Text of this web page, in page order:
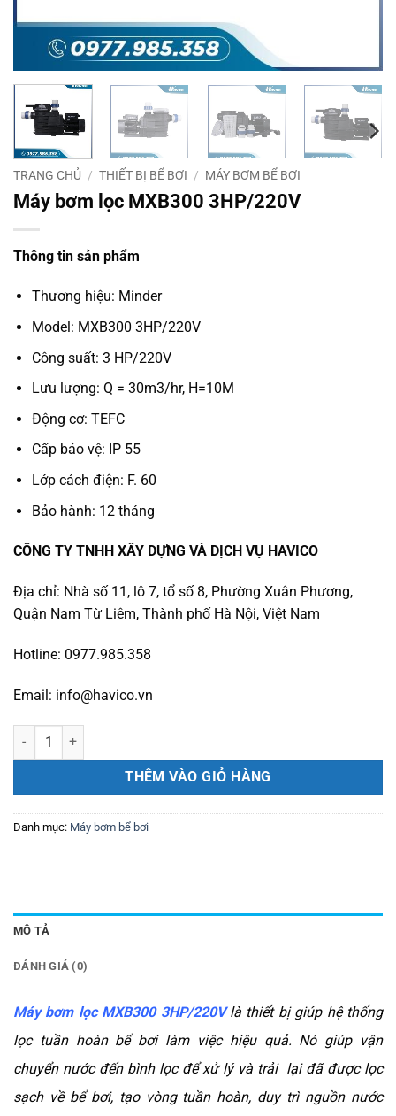
TRANG CHỦ / THIẾT BỊ BỂ BƠI / MÁY BƠM BỂ BƠI
Máy bơm lọc MXB300 3HP/220V
Thông tin sản phẩm
Thương hiệu: Minder
Model: MXB300 3HP/220V
Công suất: 3 HP/220V
Lưu lượng: Q = 30m3/hr, H=10M
Động cơ: TEFC
Cấp bảo vệ: IP 55
Lớp cách điện: F. 60
Bảo hành: 12 tháng
CÔNG TY TNHH XÂY DỰNG VÀ DỊCH VỤ HAVICO
Địa chỉ: Nhà số 11, lô 7, tổ số 8, Phường Xuân Phương,
Quận Nam Từ Liêm, Thành phố Hà Nội, Việt Nam
Hotline: 0977.985.358
Email: info@havico.vn
Máy bơm lọc MXB300 3HP/220V số lượng
THÊM VÀO GIỎ HÀNG
Danh mục: Máy bơm bể bơi
MÔ TẢ
ĐÁNH GIÁ (0)
Máy bơm lọc MXB300 3HP/220Vlà thiết bị giúp hệ thống
lọc tuần hoàn bể bơi làm việc hiệu quả. Nó giúp vận
chuyển nước đến bình lọc để xử lý và trải lại đã được lọc
sạch về bể bơi, tạo vòng tuần hoàn, duy trì nguồn nước